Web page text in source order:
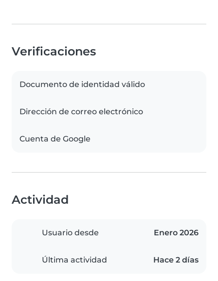
Verificaciones
Documento de identidad válido
Dirección de correo electrónico
Cuenta de Google
Actividad
Usuario desde Enero 2026
Última actividad Hace 2 días